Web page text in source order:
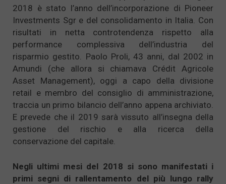
2018 è stato l’anno dell’incorporazione di Pioneer
Investments Sgr e del consolidamento in Italia. Con
risultati in netta controtendenza rispetto alla
performance complessiva dell’industria del
risparmio gestito. Paolo Proli, 43 anni, dal 2002 in
Amundi (che allora si chiamava Crédit Agricole
Asset Management), oggi a capo della divisione
retail e membro del consiglio di amministrazione,
traccia un primo bilancio dell’anno appena archiviato.
E prevede che il 2019 sarà vissuto all’insegna della
gestione del rischio e alla ricerca della
conservazione del capitale.
Negli ultimi mesi del 2018 si sono manifestati i
primi segni di rallentamento del più lungo rally